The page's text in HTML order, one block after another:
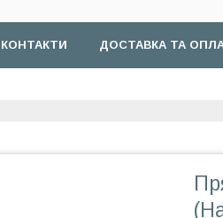
КОНТАКТИ ДОСТАВКА ТА